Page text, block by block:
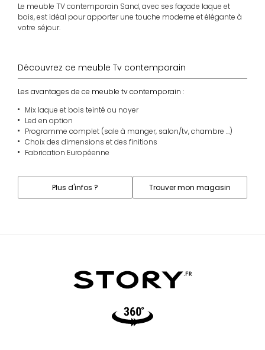
Le meuble TV contemporain Sand, avec ses façade laque et
bois, est idéal pour apporter une touche moderne et élégante à
votre séjour.
Découvrez ce meuble Tv contemporain
Les avantages de ce meuble tv contemporain :
Mix laque et bois teinté ou noyer
Led en option
Programme complet (sale à manger, salon/tv, chambre …)
Choix des dimensions et des finitions
Fabrication Européenne
Plus d'infos ? Trouver mon magasin
Video360